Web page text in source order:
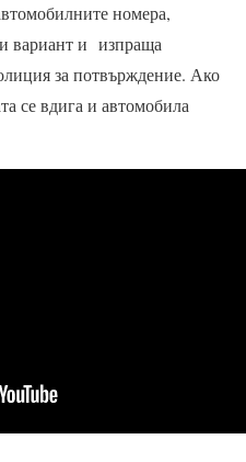
номера,
вариант и изпраща
за потвърждение. Ако
се вдига и автомобила